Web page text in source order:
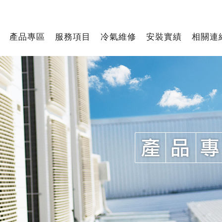
產品專區 服務項目 冷氣維修 安裝實績 相關連